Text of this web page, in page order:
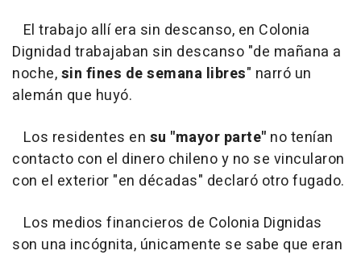
El trabajo allí era sin descanso, en Colonia
Dignidad trabajaban sin descanso "de mañana a
noche,sin fines de semana libres" narró un
alemán que huyó.
Los residentes en su "mayor parte" no tenían
contacto con el dinero chileno y no se vincularon
con el exterior "en décadas" declaró otro fugado.
Los medios financieros de Colonia Dignidas
son una incógnita, únicamente se sabe que eran